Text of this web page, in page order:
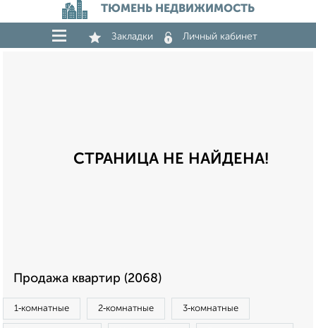
ТЮМЕНЬ НЕДВИЖИМОСТЬ
Закладки Личный кабинет
СТРАНИЦА НЕ НАЙДЕНА!
Продажа квартир (2068)
1‑комнатные 2‑комнатные 3‑комнатные